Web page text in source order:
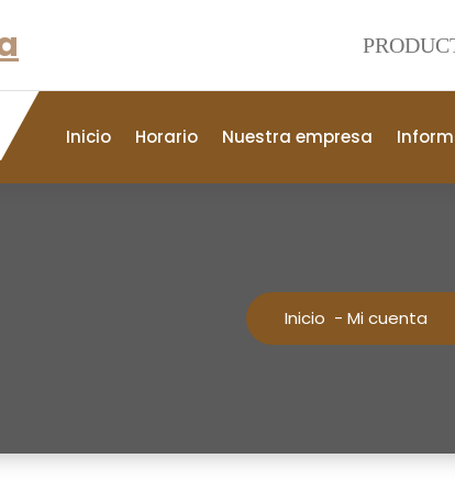
Inicio Horario Nuestra empresa
Inicio - Mi cuenta